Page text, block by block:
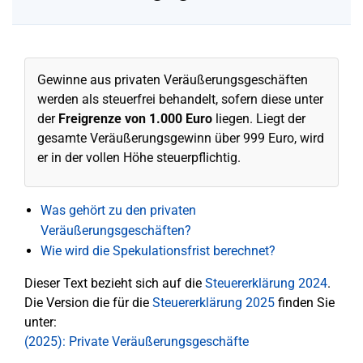
Gewinne aus privaten Veräußerungsgeschäften
werden als steuerfrei behandelt, sofern diese unter
der Freigrenze von 1.000 Euro liegen. Liegt der
gesamte Veräußerungsgewinn über 999 Euro, wird
er in der vollen Höhe steuerpflichtig.
Was gehört zu den privaten
Veräußerungsgeschäften?
Wie wird die Spekulationsfrist berechnet?
Dieser Text bezieht sich auf die Steuererklärung 2024.
Die Version die für die Steuererklärung 2025 finden Sie
unter:
(2025): Private Veräußerungsgeschäfte